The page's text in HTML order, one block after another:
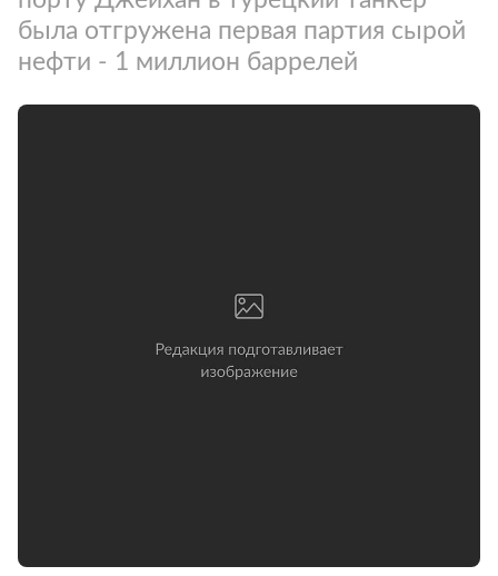
была отгружена первая партия сырой
нефти - 1 миллион баррелей